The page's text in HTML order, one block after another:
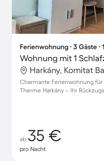
Ferienwohnung ∙ 3 Gäste ∙
Wohnung mit 1
Harkány, Komitat
Charmante Ferienwohnung
Therme Harkány – Ihr
ab 35 €
pro Nacht